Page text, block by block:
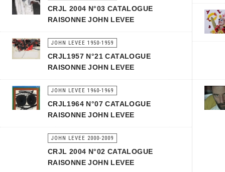
CRJL 2004 N°03 CATALOGUE
RAISONNE JOHN LEVEE
JOHN LEVEE 1950-1959
CRJL1957 N°21 CATALOGUE
RAISONNE JOHN LEVEE
JOHN LEVEE 1960-1969
CRJL1964 N°07 CATALOGUE
RAISONNE JOHN LEVEE
JOHN LEVEE 2000-2009
CRJL 2004 N°02 CATALOGUE
RAISONNE JOHN LEVEE